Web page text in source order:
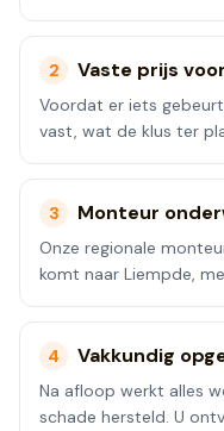
2 Vaste prijs
Voordat er iets
vast, wat de klus ter
3 Monteur
Onze regionale
komt naar Liempde,
4 Vakkundig
Na afloop werkt alles
schade hersteld. U